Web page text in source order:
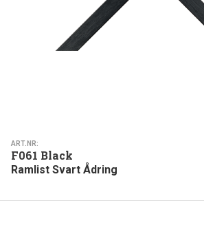
ART.NR:
F061 Black
Ramlist Svart Ådring